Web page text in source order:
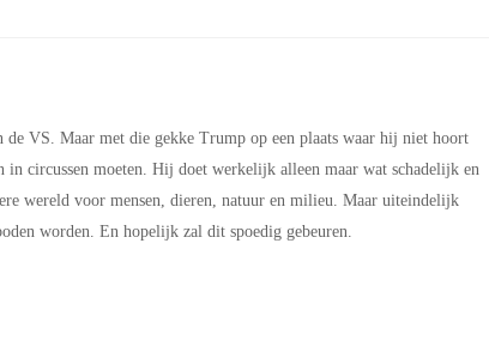
VS. Maar met die gekke Trump op een plaats waar hij niet hoort
circussen moeten. Hij doet werkelijk alleen maar wat schadelijk en
wereld voor mensen, dieren, natuur en milieu. Maar uiteindelijk
worden. En hopelijk zal dit spoedig gebeuren.